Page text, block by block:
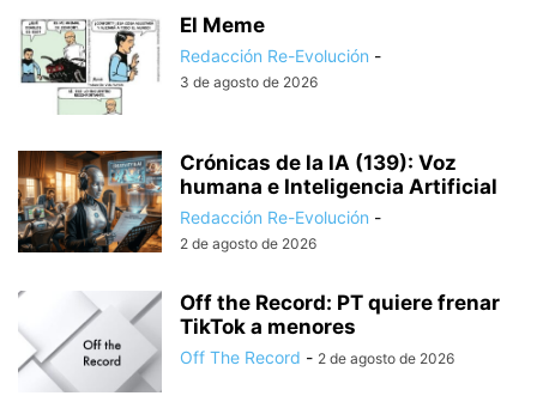
El Meme
Redacción Re-Evolución -
3 de agosto de 2026
Crónicas de la IA (139): Voz
humana e Inteligencia Artificial
Redacción Re-Evolución -
2 de agosto de 2026
Off the Record: PT quiere frenar
TikTok a menores
Off The Record - 2 de agosto de 2026